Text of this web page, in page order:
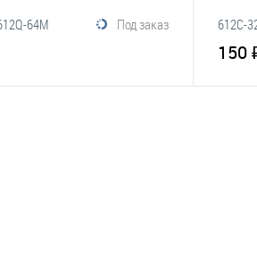
Под заказ
64M 612C-
150